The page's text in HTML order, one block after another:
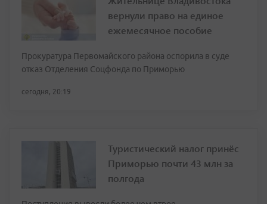
вернули право на единое
ежемесячное пособие
Прокуратура Первомайского района оспорила в суде
отказ Отделения Соцфонда по Приморью
сегодня, 20:19
Туристический налог принёс
Приморью почти 43 млн за
полгода